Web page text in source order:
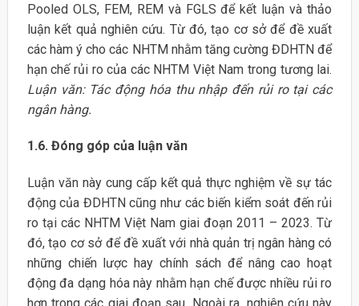
Pooled OLS, FEM, REM và FGLS để kết luận và thảo
luận kết quả nghiên cứu. Từ đó, tạo cơ sở để đề xuất
các hàm ý cho các NHTM nhằm tăng cường ĐDHTN để
hạn chế rủi ro của các NHTM Việt Nam trong tương lai.
Luận văn: Tác động hóa thu nhập đến rủi ro tại các
ngân hàng.
1.6. Đóng góp của luận văn
Luận văn này cung cấp kết quả thực nghiệm về sự tác
động của ĐDHTN cũng như các biến kiểm soát đến rủi
ro tại các NHTM Việt Nam giai đoạn 2011 – 2023. Từ
đó, tạo cơ sở để đề xuất với nhà quản trị ngân hàng có
những chiến lược hay chính sách để nâng cao hoạt
động đa dạng hóa này nhằm hạn chế được nhiều rủi ro